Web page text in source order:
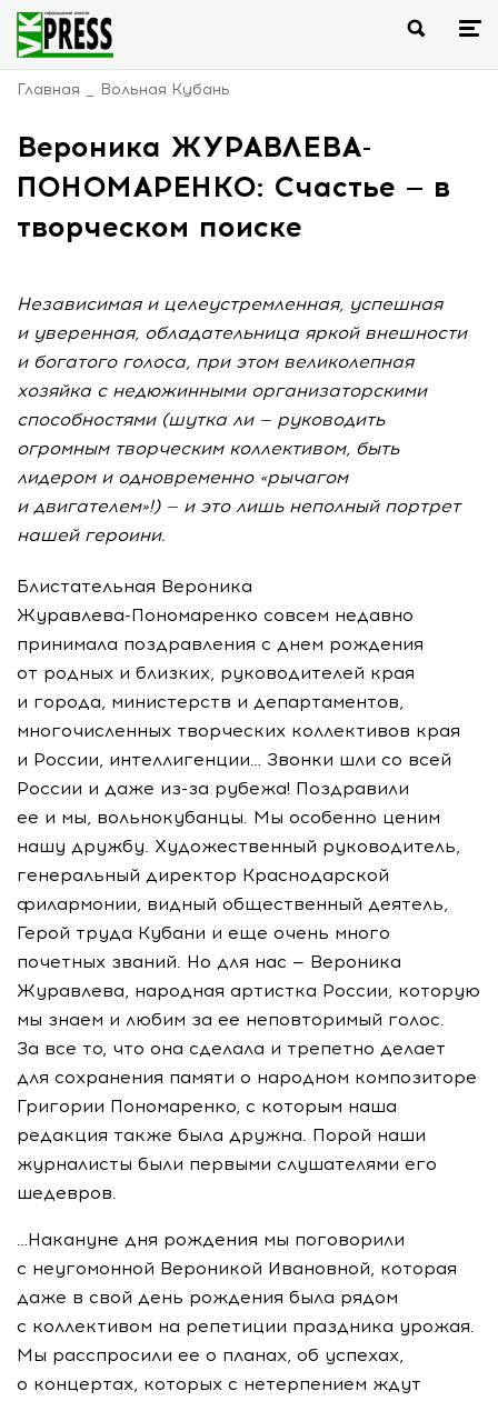
Главная Вольная Кубань
Вероника ЖУРАВЛЕВА-
ПОНОМАРЕНКО: Счастье — в
творческом поиске
Независимая и целеустремленная, успешная
и уверенная, обладательница яркой внешности
и богатого голоса, при этом великолепная
хозяйка с недюжинными организаторскими
способностями (шутка ли — руководить
огромным творческим коллективом, быть
лидером и одновременно «рычагом
и двигателем»!) — и это лишь неполный портрет
нашей героини.
Блистательная Вероника
Журавлева-Пономаренко совсем недавно
принимала поздравления с днем рождения
от родных и близких, руководителей края
и города, министерств и департаментов,
многочисленных творческих коллективов края
и России, интеллигенции… Звонки шли со всей
России и даже из-за рубежа! Поздравили
ее и мы, вольнокубанцы. Мы особенно ценим
нашу дружбу. Художественный руководитель,
генеральный директор Краснодарской
филармонии, видный общественный деятель,
Герой труда Кубани и еще очень много
почетных званий. Но для нас — Вероника
Журавлева, народная артистка России, которую
мы знаем и любим за ее неповторимый голос.
За все то, что она сделала и трепетно делает
для сохранения памяти о народном композиторе
Григории Пономаренко, с которым наша
редакция также была дружна. Порой наши
журналисты были первыми слушателями его
шедевров.
…Накануне дня рождения мы поговорили
с неугомонной Вероникой Ивановной, которая
даже в свой день рождения была рядом
с коллективом на репетиции праздника урожая.
Мы расспросили ее о планах, об успехах,
о концертах, которых с нетерпением ждут